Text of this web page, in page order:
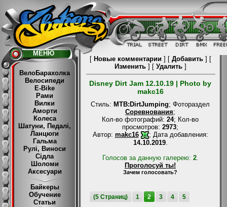
ВелоБарахолка
Велосипеди
E-Bike
Рами
Вилки
Аморти
Колеса
Шатуни, Педалі,
Ланцюги
Гальма
Рулі, Виноси
Сідла
Шоломи
Аксесуари
Байкеры
Обучение
Статьи
МЕНЮ
[ Новые комментарии ] [ Добавить] [
Изменить] [ Удалить]
Disney Dirt Jam 12.10.19 | Photo by
makc16
Стиль: MTB:DirtJumping; Фотораздел
Соревнования;
Кол-во фотографий: 24; Кол-во
просмотров: 2973;
Aвтор: makc16
; Дата добавления:
14.10.2019.
Голосов за данную галерею: 2.
Проголосуй ты!
Зачем голосовать?
(5 Страниц) 1 2 3 4 5